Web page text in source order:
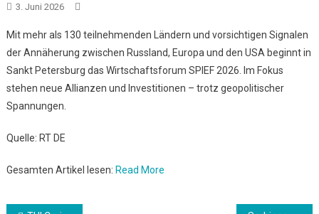
3. Juni 2026
Mit mehr als 130 teilnehmenden Ländern und vorsichtigen Signalen
der Annäherung zwischen Russland, Europa und den USA beginnt in
Sankt Petersburg das Wirtschaftsforum SPIEF 2026. Im Fokus
stehen neue Allianzen und Investitionen – trotz geopolitischer
Spannungen.
Quelle: RT DE
Gesamten Artikel lesen: Read More